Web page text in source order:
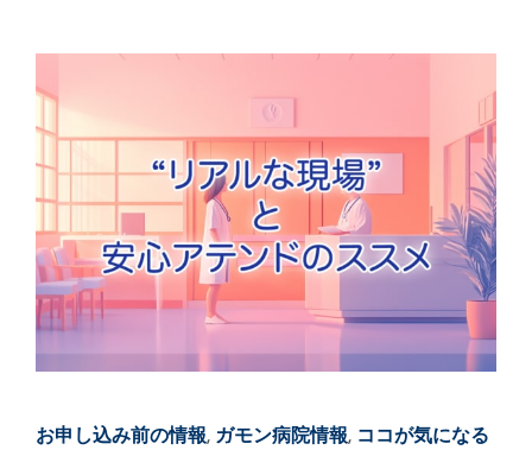
お申し込み前の情報, ガモン病院情報, ココが気になる